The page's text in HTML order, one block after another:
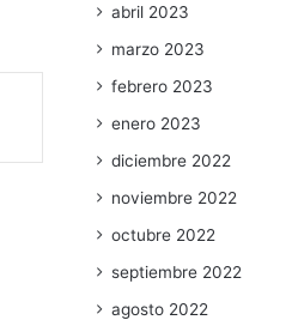
abril 2023
marzo 2023
febrero 2023
enero 2023
diciembre 2022
noviembre 2022
octubre 2022
septiembre 2022
agosto 2022